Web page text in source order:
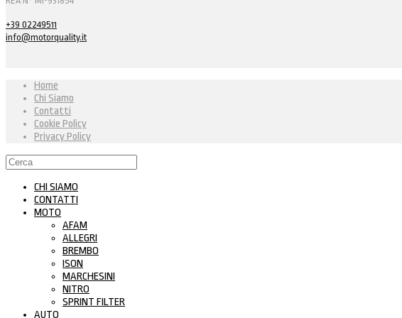
+39 02249511
info@motorquality.it
Home
Chi Siamo
Contatti
Cookie Policy
Privacy Policy
CHI SIAMO
CONTATTI
MOTO
AFAM
ALLEGRI
BREMBO
ISON
MARCHESINI
NITRO
SPRINT FILTER
AUTO